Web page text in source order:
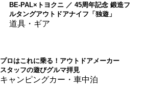
BE-PAL×トヨクニ ／ 45周年記念 鍛造フ
ルタングアウトドアナイフ「独遊」
道具・ギア
プロはこれに乗る！アウトドアメーカー
スタッフの遊びグルマ拝見
キャンピングカー・車中泊